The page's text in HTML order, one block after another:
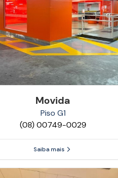
Movida
Piso G1
(08) 00749-0029
Saiba mais